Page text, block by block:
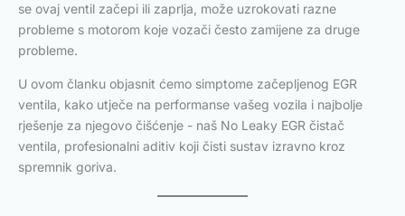
se ovaj ventil začepi ili zaprlja, može uzrokovati razne
probleme s motorom koje vozači često zamijene za druge
probleme.
U ovom članku objasnit ćemo simptome začepljenog EGR
ventila, kako utječe na performanse vašeg vozila i najbolje
rješenje za njegovo čišćenje - naš No Leaky EGR čistač
ventila, profesionalni aditiv koji čisti sustav izravno kroz
spremnik goriva.